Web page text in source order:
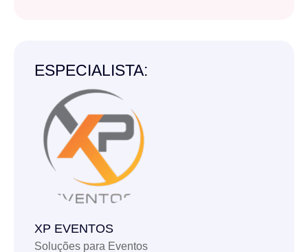
ESPECIALISTA:
XP EVENTOS
Soluções para Eventos